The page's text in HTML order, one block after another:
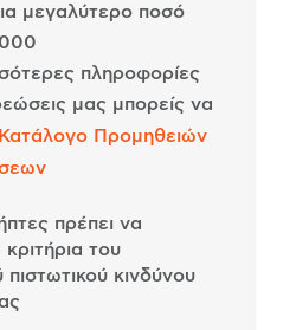
μεγαλύτερο ποσό
πληροφορίες
μας μπορείς να
Κατάλογο Προμηθειών
πρέπει να
του
κινδύνου